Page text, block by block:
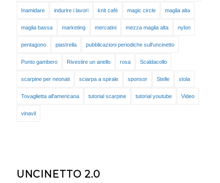
Inamidare indurire i lavori knit cafè magic circle maglia alta
maglia bassa marketing mercatini mezza maglia alta nylon
pentagono piastrella pubblicazioni periodiche sull'uncinetto
Punto gambero Rivestire un anello rosa Scaldacollo
scarpine per neonati sciarpa a spirale sponsor Stelle stola
Tovaglietta all'americana tutorial scarpine tutorial youtube Video
vinavil
UNCINETTO 2.0